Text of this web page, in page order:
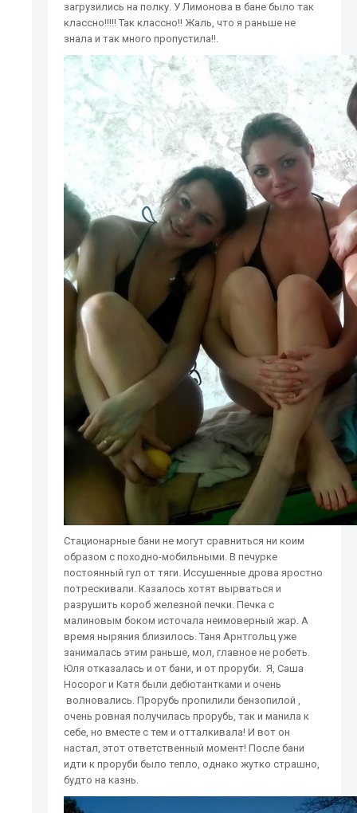
загрузились на полку. У Лимонова в бане было так
классно!!!!! Так классно!! Жаль, что я раньше не
знала и так много пропустила!!.
Стационарные бани не могут сравниться ни коим
образом с походно-мобильными. В печурке
постоянный гул от тяги. Иссушенные дрова яростно
потрескивали. Казалось хотят вырваться и
разрушить короб железной печки. Печка с
малиновым боком источала неимоверный жар. А
время ныряния близилось. Таня Арнтгольц уже
занималась этим раньше, мол, главное не робеть.
Юля отказалась и от бани, и от проруби. Я, Саша
Носорог и Катя были дебютантками и очень
волновались. Прорубь пропилили бензопилой ,
очень ровная получилась прорубь, так и манила к
себе, но вместе с тем и отталкивала! И вот он
настал, этот ответственный момент! После бани
идти к проруби было тепло, однако жутко страшно,
будто на казнь.